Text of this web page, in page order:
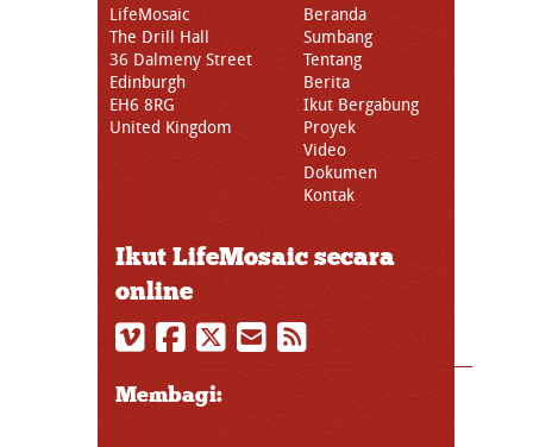
LifeMosaic
The Drill Hall
36 Dalmeny Street
Edinburgh
EH6 8RG
United Kingdom
Beranda
Sumbang
Tentang
Berita
Ikut Bergabung
Proyek
Video
Dokumen
Kontak
Ikut LifeMosaic secara
online
Membagi: